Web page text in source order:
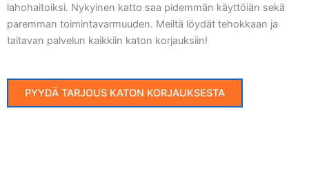
lahohaitoiksi. Nykyinen katto saa pidemmän käyttöiän sekä
paremman toimintavarmuuden. Meiltä löydät tehokkaan ja
taitavan palvelun kaikkiin katon korjauksiin!
PYYDÄ TARJOUS KATON KORJAUKSESTA